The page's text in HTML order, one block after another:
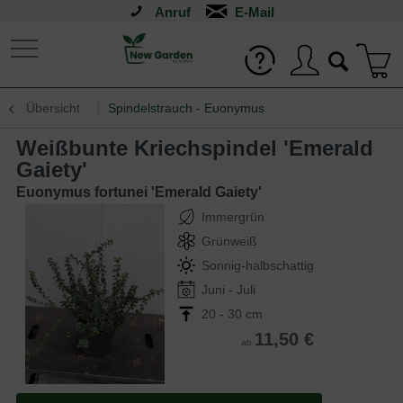
Anruf
Übersicht Spindelstrauch - Euonymus
Weißbunte Kriechspindel 'Emerald
Gaiety'
Euonymus fortunei 'Emerald Gaiety'
Immergrün
Grünweiß
Sonnig-halbschattig
Juni - Juli
20 - 30 cm
ab 11,50 €